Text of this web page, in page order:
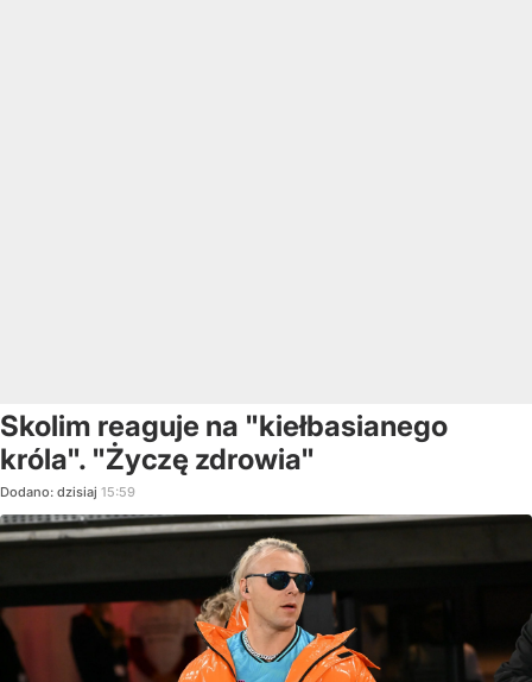
Skolim reaguje na "kiełbasianego
króla". "Życzę zdrowia"
Dodano: dzisiaj 15:59